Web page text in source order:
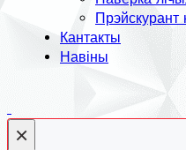
Прэйскурант
Кантакты
Навіны
×